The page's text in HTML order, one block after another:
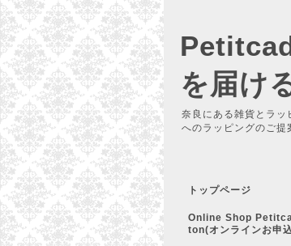
を届け
奈良にある雑貨とラッ
へのラッピングのご提
トップページ
Online Shop
ton(オンラインお申込